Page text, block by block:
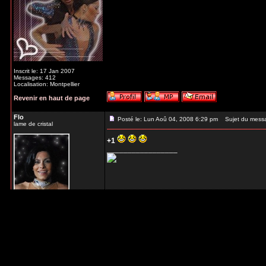
Inscrit le: 17 Jan 2007
Messages: 412
Localisation: Montpellier
Revenir en haut de page
Flo
lame de cristal
Posté le: Lun Aoû 04, 2008 6:29 pm Sujet du
+1
_________________